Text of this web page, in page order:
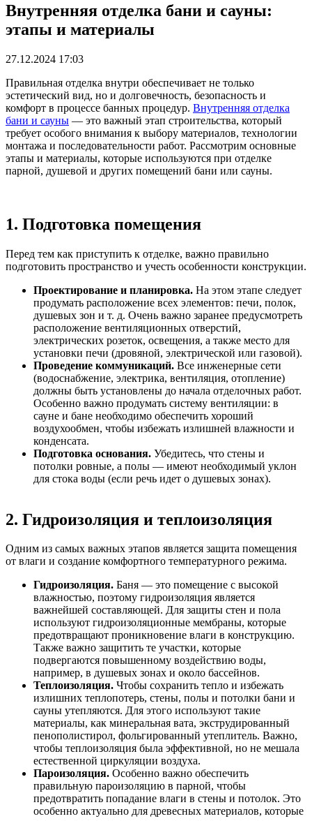
Внутренняя отделка бани и сауны:
этапы и материалы
27.12.2024 17:03
Правильная отделка внутри обеспечивает не только
эстетический вид, но и долговечность, безопасность и
комфорт в процессе банных процедур. Внутренняя отделка
бани и сауны — это важный этап строительства, который
требует особого внимания к выбору материалов, технологии
монтажа и последовательности работ. Рассмотрим основные
этапы и материалы, которые используются при отделке
парной, душевой и других помещений бани или сауны.
1. Подготовка помещения
Перед тем как приступить к отделке, важно правильно
подготовить пространство и учесть особенности конструкции.
Проектирование и планировка. На этом этапе следует
продумать расположение всех элементов: печи, полок,
душевых зон и т. д. Очень важно заранее предусмотреть
расположение вентиляционных отверстий,
электрических розеток, освещения, а также место для
установки печи (дровяной, электрической или газовой).
Проведение коммуникаций. Все инженерные сети
(водоснабжение, электрика, вентиляция, отопление)
должны быть установлены до начала отделочных работ.
Особенно важно продумать систему вентиляции: в
сауне и бане необходимо обеспечить хороший
воздухообмен, чтобы избежать излишней влажности и
конденсата.
Подготовка основания. Убедитесь, что стены и
потолки ровные, а полы — имеют необходимый уклон
для стока воды (если речь идет о душевых зонах).
2. Гидроизоляция и теплоизоляция
Одним из самых важных этапов является защита помещения
от влаги и создание комфортного температурного режима.
Гидроизоляция. Баня — это помещение с высокой
влажностью, поэтому гидроизоляция является
важнейшей составляющей. Для защиты стен и пола
используют гидроизоляционные мембраны, которые
предотвращают проникновение влаги в конструкцию.
Также важно защитить те участки, которые
подвергаются повышенному воздействию воды,
например, в душевых зонах и около бассейнов.
Теплоизоляция. Чтобы сохранить тепло и избежать
излишних теплопотерь, стены, полы и потолки бани и
сауны утепляются. Для этого используют такие
материалы, как минеральная вата, экструдированный
пенополистирол, фольгированный утеплитель. Важно,
чтобы теплоизоляция была эффективной, но не мешала
естественной циркуляции воздуха.
Пароизоляция. Особенно важно обеспечить
правильную пароизоляцию в парной, чтобы
предотвратить попадание влаги в стены и потолок. Это
особенно актуально для древесных материалов, которые